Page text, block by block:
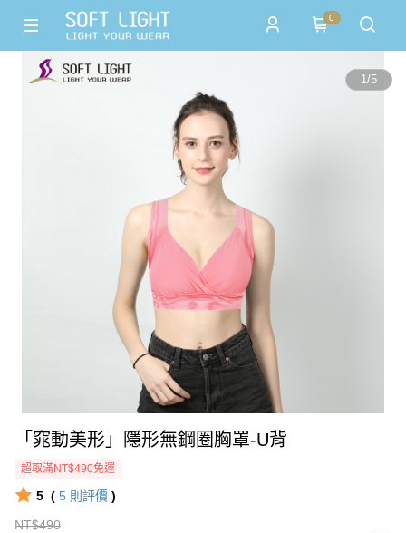
0
1/5
「窕動美形」隱形無鋼圈胸罩-U背
超取滿NT$490免運
5 ( 5 則評價 )
NT$490